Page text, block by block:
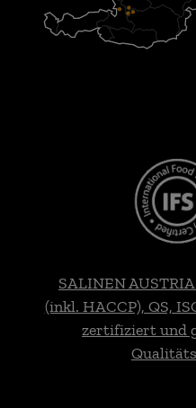
SALINEN
(inkl. HACCP), QS,
zertifiziert und